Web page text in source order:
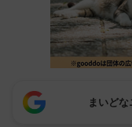
まいど